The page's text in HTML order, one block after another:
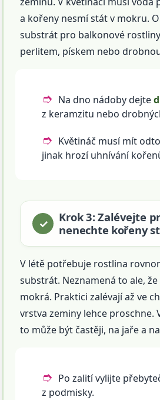
a kořeny nesmí stát v mokru.
substrát pro balkonové
perlitem, pískem nebo
Na dno nádoby dejte
z keramzitu nebo
Květináč musí mít
jinak hrozí uhnívání
Krok 3: Zalévejte
nenechte kořeny
V létě potřebuje rostlina
substrát. Neznamená to ale,
mokrá. Praktici zalévají až ve
vrstva zeminy lehce proschne.
to může být častěji, na jaře a
Po zalití vylijte
z podmisky.